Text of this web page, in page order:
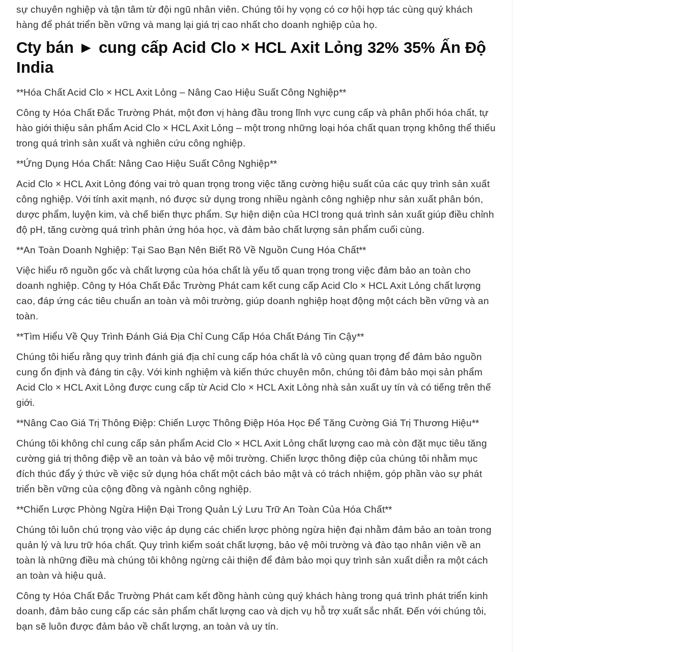
sự chuyên nghiệp và tận tâm từ đội ngũ nhân viên. Chúng tôi hy vọng có cơ hội hợp tác cùng quý khách
hàng để phát triển bền vững và mang lại giá trị cao nhất cho doanh nghiệp của họ.
Cty bán ► cung cấp Acid Clo × HCL Axit Lỏng 32% 35% Ấn Độ
India
**Hóa Chất Acid Clo × HCL Axit Lỏng – Nâng Cao Hiệu Suất Công Nghiệp**
Công ty Hóa Chất Đắc Trường Phát, một đơn vị hàng đầu trong lĩnh vực cung cấp và phân phối hóa chất, tự
hào giới thiệu sản phẩm Acid Clo × HCL Axit Lỏng – một trong những loại hóa chất quan trọng không thể thiếu
trong quá trình sản xuất và nghiên cứu công nghiệp.
**Ứng Dụng Hóa Chất: Nâng Cao Hiệu Suất Công Nghiệp**
Acid Clo × HCL Axit Lỏng đóng vai trò quan trọng trong việc tăng cường hiệu suất của các quy trình sản xuất
công nghiệp. Với tính axit mạnh, nó được sử dụng trong nhiều ngành công nghiệp như sản xuất phân bón,
dược phẩm, luyện kim, và chế biến thực phẩm. Sự hiện diện của HCl trong quá trình sản xuất giúp điều chỉnh
độ pH, tăng cường quá trình phản ứng hóa học, và đảm bảo chất lượng sản phẩm cuối cùng.
**An Toàn Doanh Nghiệp: Tại Sao Bạn Nên Biết Rõ Về Nguồn Cung Hóa Chất**
Việc hiểu rõ nguồn gốc và chất lượng của hóa chất là yếu tố quan trọng trong việc đảm bảo an toàn cho
doanh nghiệp. Công ty Hóa Chất Đắc Trường Phát cam kết cung cấp Acid Clo × HCL Axit Lỏng chất lượng
cao, đáp ứng các tiêu chuẩn an toàn và môi trường, giúp doanh nghiệp hoạt động một cách bền vững và an
toàn.
**Tìm Hiểu Về Quy Trình Đánh Giá Địa Chỉ Cung Cấp Hóa Chất Đáng Tin Cậy**
Chúng tôi hiểu rằng quy trình đánh giá địa chỉ cung cấp hóa chất là vô cùng quan trọng để đảm bảo nguồn
cung ổn định và đáng tin cậy. Với kinh nghiệm và kiến thức chuyên môn, chúng tôi đảm bảo mọi sản phẩm
Acid Clo × HCL Axit Lỏng được cung cấp từ Acid Clo × HCL Axit Lỏng nhà sản xuất uy tín và có tiếng trên thế
giới.
**Nâng Cao Giá Trị Thông Điệp: Chiến Lược Thông Điệp Hóa Học Để Tăng Cường Giá Trị Thương Hiệu**
Chúng tôi không chỉ cung cấp sản phẩm Acid Clo × HCL Axit Lỏng chất lượng cao mà còn đặt mục tiêu tăng
cường giá trị thông điệp về an toàn và bảo vệ môi trường. Chiến lược thông điệp của chúng tôi nhằm mục
đích thúc đẩy ý thức về việc sử dụng hóa chất một cách bảo mật và có trách nhiệm, góp phần vào sự phát
triển bền vững của cộng đồng và ngành công nghiệp.
**Chiến Lược Phòng Ngừa Hiện Đại Trong Quản Lý Lưu Trữ An Toàn Của Hóa Chất**
Chúng tôi luôn chú trọng vào việc áp dụng các chiến lược phòng ngừa hiện đại nhằm đảm bảo an toàn trong
quản lý và lưu trữ hóa chất. Quy trình kiểm soát chất lượng, bảo vệ môi trường và đào tạo nhân viên về an
toàn là những điều mà chúng tôi không ngừng cải thiện để đảm bảo mọi quy trình sản xuất diễn ra một cách
an toàn và hiệu quả.
Công ty Hóa Chất Đắc Trường Phát cam kết đồng hành cùng quý khách hàng trong quá trình phát triển kinh
doanh, đảm bảo cung cấp các sản phẩm chất lượng cao và dịch vụ hỗ trợ xuất sắc nhất. Đến với chúng tôi,
bạn sẽ luôn được đảm bảo về chất lượng, an toàn và uy tín.